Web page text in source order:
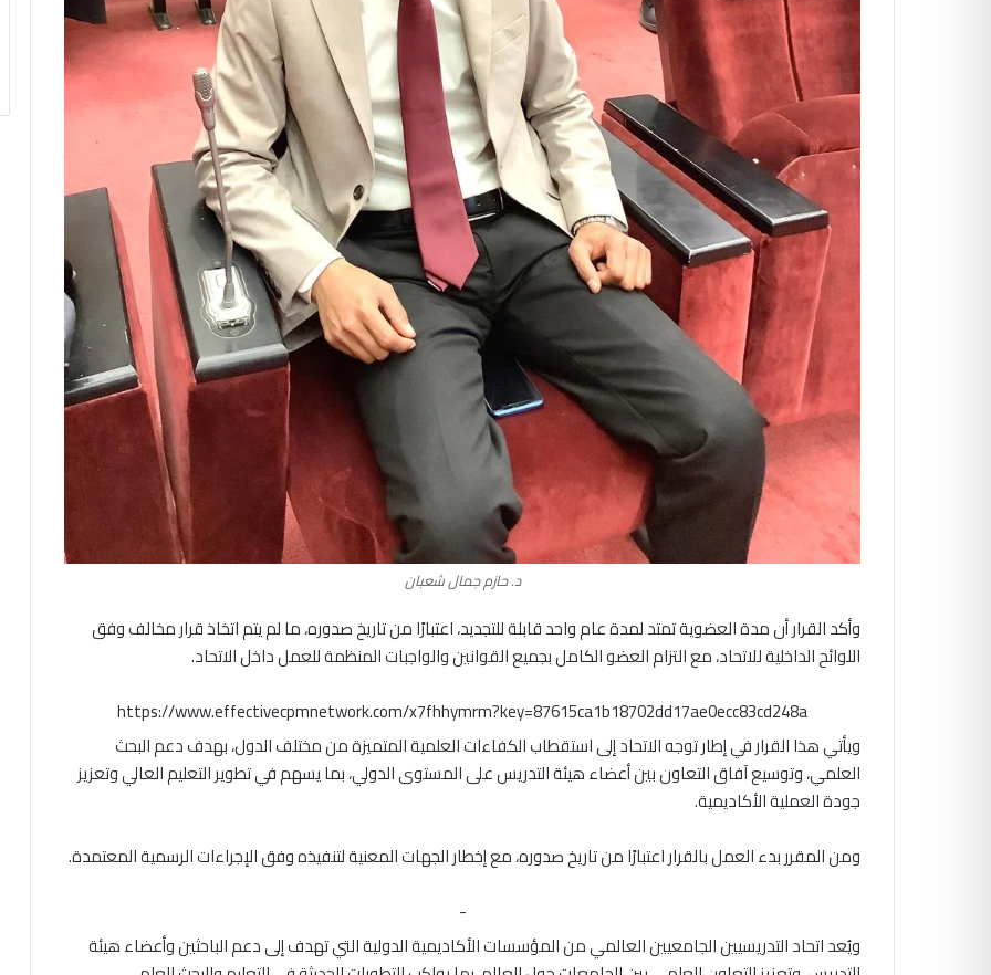
د. حازم جمال شعبان
وأكد القرار أن مدة العضوية تمتد لمدة عام واحد قابلة للتجديد، اعتبارًا من تاريخ صدوره، ما لم يتم اتخاذ قرار مخالف وفق
اللوائح الداخلية للاتحاد، مع التزام العضو الكامل بجميع القوانين والواجبات المنظمة للعمل داخل الاتحاد.
https://www.effectivecpmnetwork.com/x7fhhymrm?key=87615ca1b18702dd17ae0ecc83cd248a
ويأتي هذا القرار في إطار توجه الاتحاد إلى استقطاب الكفاءات العلمية المتميزة من مختلف الدول، بهدف دعم البحث
العلمي، وتوسيع آفاق التعاون بين أعضاء هيئة التدريس على المستوى الدولي، بما يسهم في تطوير التعليم العالي وتعزيز
جودة العملية الأكاديمية.
ومن المقرر بدء العمل بالقرار اعتبارًا من تاريخ صدوره، مع إخطار الجهات المعنية لتنفيذه وفق الإجراءات الرسمية المعتمدة.
-
ويُعد اتحاد التدريسيين الجامعيين العالمي من المؤسسات الأكاديمية الدولية التي تهدف إلى دعم الباحثين وأعضاء هيئة